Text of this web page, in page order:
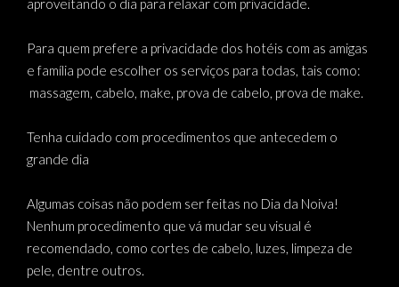
aproveitando o dia para relaxar com privacidade.
Para quem prefere a privacidade dos hotéis com as amigas
e família pode escolher os serviços para todas, tais como:
massagem, cabelo, make, prova de cabelo, prova de make.
Tenha cuidado com procedimentos que antecedem o
grande dia
Algumas coisas não podem ser feitas no Dia da Noiva!
Nenhum procedimento que vá mudar seu visual é
recomendado, como cortes de cabelo, luzes, limpeza de
pele, dentre outros.